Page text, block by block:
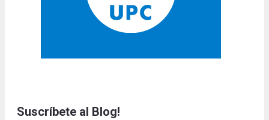
Suscríbete al Blog!